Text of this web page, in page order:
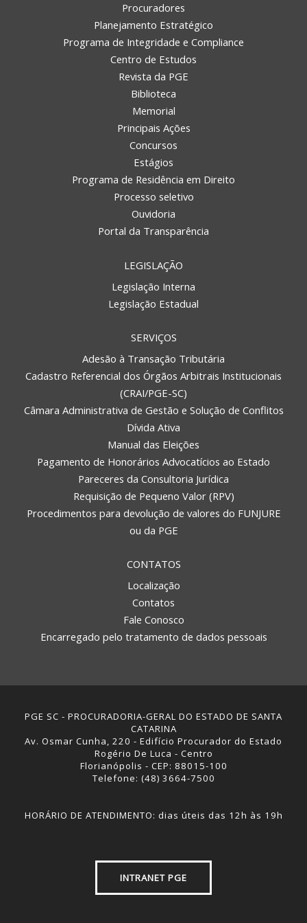
Procuradores
Planejamento Estratégico
Programa de Integridade e Compliance
Centro de Estudos
Revista da PGE
Biblioteca
Memorial
Principais Ações
Concursos
Estágios
Programa de Residência em Direito
Processo seletivo
Ouvidoria
Portal da Transparência
LEGISLAÇÃO
Legislação Interna
Legislação Estadual
SERVIÇOS
Adesão à Transação Tributária
Cadastro Referencial dos Órgãos Arbitrais Institucionais
(CRAI/PGE-SC)
Câmara Administrativa de Gestão e Solução de Conflitos
Dívida Ativa
Manual das Eleições
Pagamento de Honorários Advocatícios ao Estado
Pareceres da Consultoria Jurídica
Requisição de Pequeno Valor (RPV)
Procedimentos para devolução de valores do FUNJURE
ou da PGE
CONTATOS
Localização
Contatos
Fale Conosco
Encarregado pelo tratamento de dados pessoais
PGE SC - PROCURADORIA-GERAL DO ESTADO DE SANTA
CATARINA
Av. Osmar Cunha, 220 - Edifício Procurador do Estado
Rogério De Luca - Centro
Florianópolis - CEP: 88015-100
Telefone: (48) 3664-7500
HORÁRIO DE ATENDIMENTO: dias úteis das 12h às 19h
INTRANET PGE